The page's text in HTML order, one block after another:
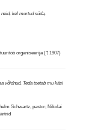
kel murtud süda,
organiseerija († 1907)
võidnud. Teda toetab mu käsi
Schwartz, pastor; Nikolai